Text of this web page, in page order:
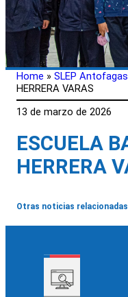
Home » SLEP
HERRERA VARAS
13 de marzo de 2026
ESCUELA
HERRERA
Otras noticias relacionadas